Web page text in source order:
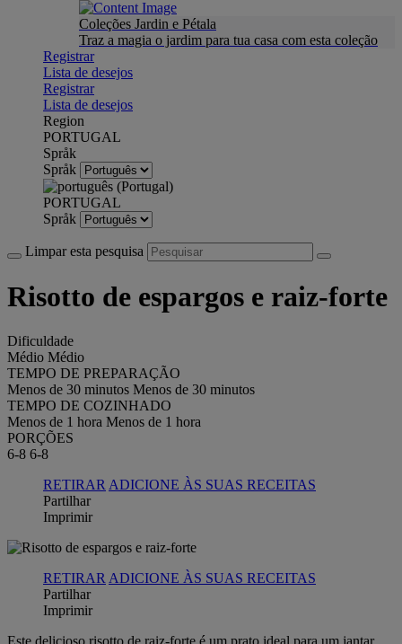
Coleções Jardin e Pétala
Traz a magia o jardim para tua casa com esta coleção
Registrar
Lista de desejos
Registrar
Lista de desejos
Region
PORTUGAL
Språk
Språk
PORTUGAL
Språk
Limpar esta pesquisa
Risotto de espargos e raiz-forte
Dificuldade
Médio Médio
TEMPO DE PREPARAÇÃO
Menos de 30 minutos Menos de 30 minutos
TEMPO DE COZINHADO
Menos de 1 hora Menos de 1 hora
PORÇÕES
6-8 6-8
RETIRAR ADICIONE ÀS SUAS RECEITAS
Partilhar
Imprimir
RETIRAR ADICIONE ÀS SUAS RECEITAS
Partilhar
Imprimir
Este delicioso risotto de raiz-forte é um prato ideal para um jantar